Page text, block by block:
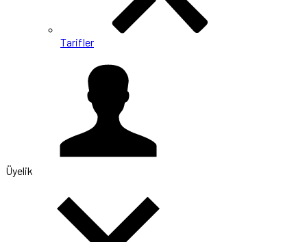
Tarifler
Üyelik